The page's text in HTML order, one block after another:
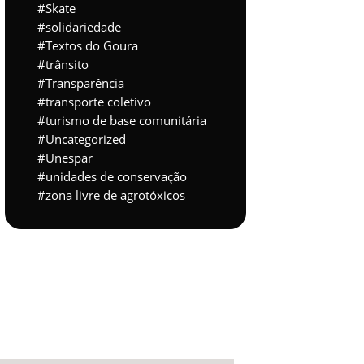
Skate
solidariedade
Textos do Goura
trânsito
Transparência
transporte coletivo
turismo de base comunitária
Uncategorized
Unespar
unidades de conservação
zona livre de agrotóxicos